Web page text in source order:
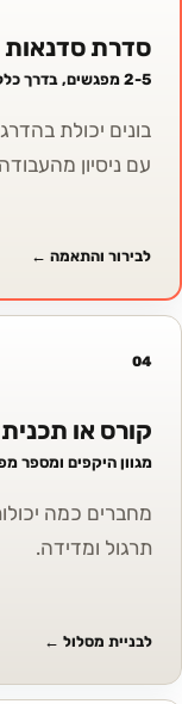
סדרת סדנאות
2-5 מפגשים, בדרך כלל 3 שעות כל אחד
בונים יכולת
עם ניסיון
לבירור והתאמה ←
04
קורס או
מגוון היקפים ומספר
מחברים כמה
תרגול ומדידה.
לבניית מסלול ←